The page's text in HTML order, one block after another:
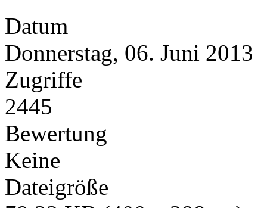
Datum
Donnerstag, 06. Juni 2013
Zugriffe
2445
Bewertung
Keine
Dateigröße